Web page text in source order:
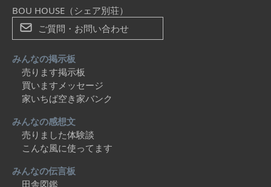
BOU HOUSE（シェア別荘）
ご質問・お問い合わせ
みんなの掲示板
売ります掲示板
買いますメッセージ
家いちば空き家バンク
みんなの感想文
売りました体験談
こんな風に使ってます
みんなの伝言板
田舎図鑑